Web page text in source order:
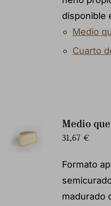
disponible
Medio
Cuarto
Medio
31,67 €
Formato
madurado